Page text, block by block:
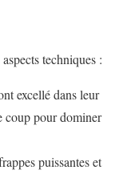
techniques :
excellé dans leur
coup pour dominer
puissantes et